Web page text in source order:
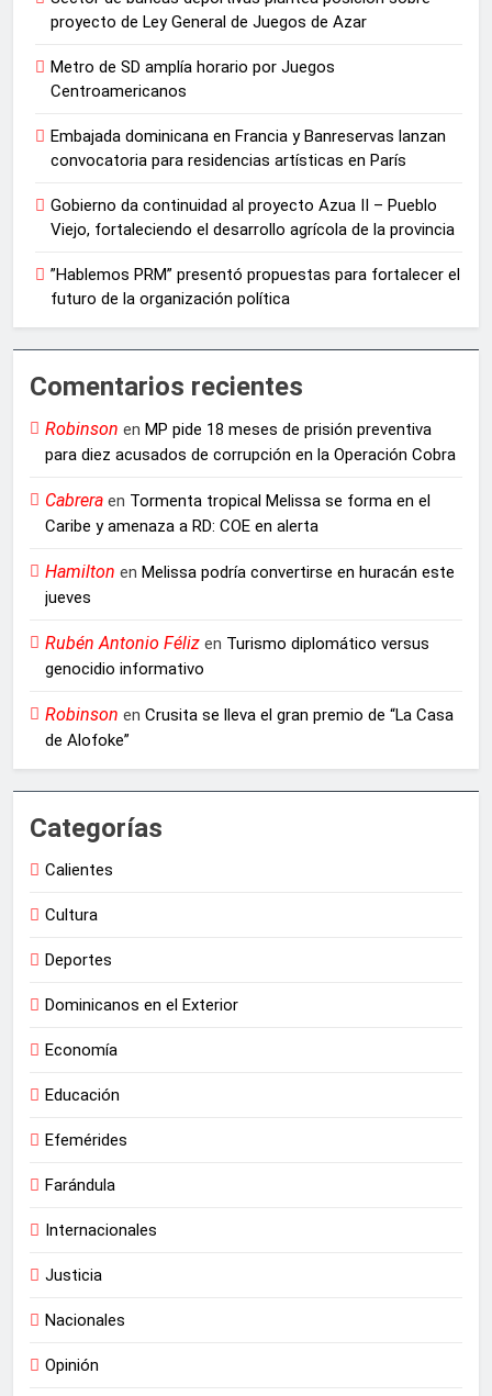
proyecto de Ley General de Juegos de Azar
Metro de SD amplía horario por Juegos
Centroamericanos
Embajada dominicana en Francia y Banreservas lanzan
convocatoria para residencias artísticas en París
Gobierno da continuidad al proyecto Azua II – Pueblo
Viejo, fortaleciendo el desarrollo agrícola de la provincia
”Hablemos PRM” presentó propuestas para fortalecer el
futuro de la organización política
Comentarios recientes
Robinson en MP pide 18 meses de prisión preventiva
para diez acusados de corrupción en la Operación Cobra
Cabrera en Tormenta tropical Melissa se forma en el
Caribe y amenaza a RD: COE en alerta
Hamilton en Melissa podría convertirse en huracán este
jueves
Rubén Antonio Féliz en Turismo diplomático versus
genocidio informativo
Robinson en Crusita se lleva el gran premio de “La Casa
de Alofoke”
Categorías
Calientes
Cultura
Deportes
Dominicanos en el Exterior
Economía
Educación
Efemérides
Farándula
Internacionales
Justicia
Nacionales
Opinión